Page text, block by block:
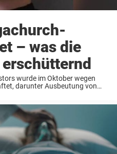
– was die
wurde im Oktober wegen
darunter Ausbeutung von